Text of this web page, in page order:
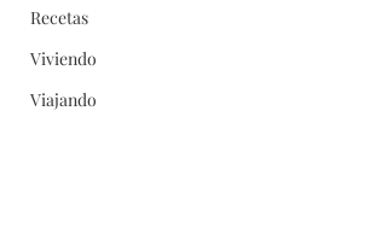
Recetas
Viviendo
Viajando